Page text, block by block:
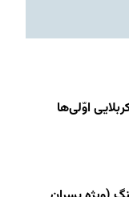
اوّلی‌ها